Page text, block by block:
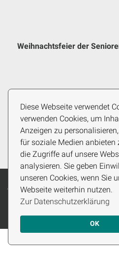
Diese Webseite verwendet
verwenden Cookies, um
Anzeigen zu
für soziale Medien anbieten
die Zugriffe auf unsere
analysieren. Sie geben
unseren Cookies, wenn Sie
Webseite weiterhin nutzen.
Zur Datenschutzerklärung
OK
Weihnachtsfeier der
zurück zur Fotogalerie
© Copyright - Seniorenresidenz ALBBLICK
Startseite
Fotogalerie Leistungen